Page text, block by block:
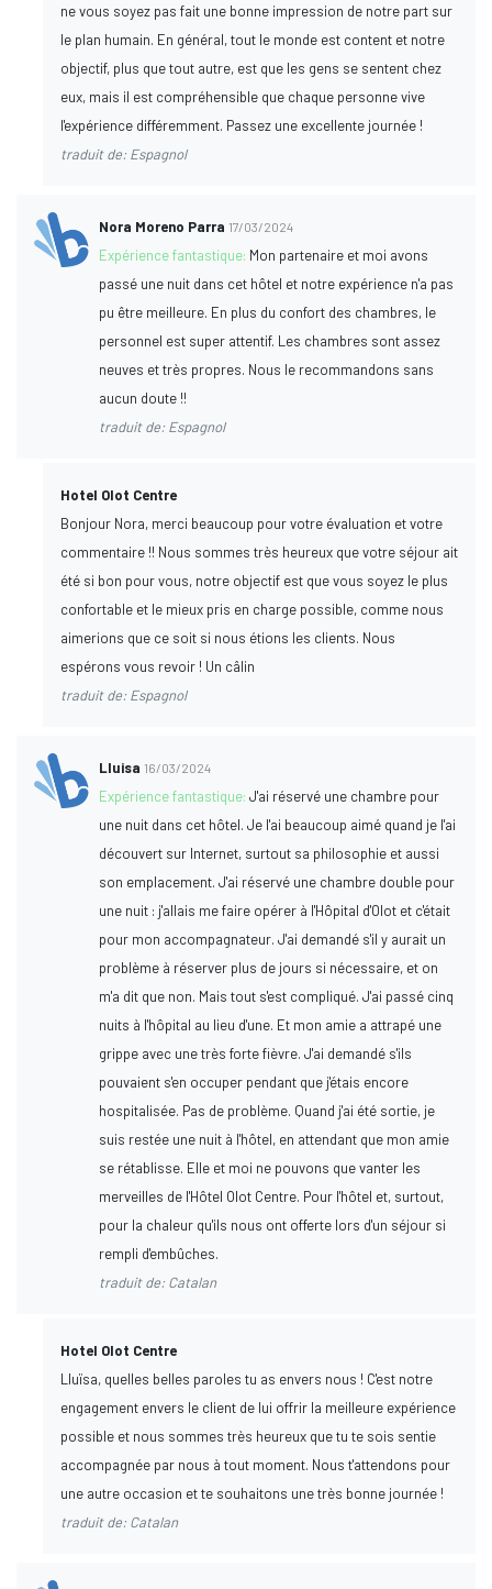
ne vous soyez pas fait une bonne impression de notre part sur
le plan humain. En général, tout le monde est content et notre
objectif, plus que tout autre, est que les gens se sentent chez
eux, mais il est compréhensible que chaque personne vive
l'expérience différemment. Passez une excellente journée !
traduit de: Espagnol
Nora Moreno Parra 17/03/2024
Expérience fantastique: Mon partenaire et moi avons
passé une nuit dans cet hôtel et notre expérience n'a pas
pu être meilleure. En plus du confort des chambres, le
personnel est super attentif. Les chambres sont assez
neuves et très propres. Nous le recommandons sans
aucun doute !!
traduit de: Espagnol
Hotel Olot Centre
Bonjour Nora, merci beaucoup pour votre évaluation et votre
commentaire !! Nous sommes très heureux que votre séjour ait
été si bon pour vous, notre objectif est que vous soyez le plus
confortable et le mieux pris en charge possible, comme nous
aimerions que ce soit si nous étions les clients. Nous
espérons vous revoir ! Un câlin
traduit de: Espagnol
Lluisa 16/03/2024
Expérience fantastique:J'ai réservé une chambre pour
une nuit dans cet hôtel. Je l'ai beaucoup aimé quand je l'ai
découvert sur Internet, surtout sa philosophie et aussi
son emplacement. J'ai réservé une chambre double pour
une nuit : j'allais me faire opérer à l'Hôpital d'Olot et c'était
pour mon accompagnateur. J'ai demandé s'il y aurait un
problème à réserver plus de jours si nécessaire, et on
m'a dit que non. Mais tout s'est compliqué. J'ai passé cinq
nuits à l'hôpital au lieu d'une. Et mon amie a attrapé une
grippe avec une très forte fièvre. J'ai demandé s'ils
pouvaient s'en occuper pendant que j'étais encore
hospitalisée. Pas de problème. Quand j'ai été sortie, je
suis restée une nuit à l'hôtel, en attendant que mon amie
se rétablisse. Elle et moi ne pouvons que vanter les
merveilles de l'Hôtel Olot Centre. Pour l'hôtel et, surtout,
pour la chaleur qu'ils nous ont offerte lors d'un séjour si
rempli d'embûches.
traduit de: Catalan
Hotel Olot Centre
Lluïsa, quelles belles paroles tu as envers nous ! C'est notre
engagement envers le client de lui offrir la meilleure expérience
possible et nous sommes très heureux que tu te sois sentie
accompagnée par nous à tout moment. Nous t'attendons pour
une autre occasion et te souhaitons une très bonne journée !
traduit de: Catalan